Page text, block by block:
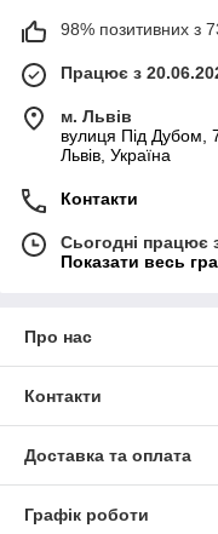
98% позитивних з
Працює з
м. Львів
вулиця Під Дубом,
Львів, Україна
Контакти
Сьогодні працює
Показати весь
Про нас
Контакти
Доставка та оплата
Графік роботи